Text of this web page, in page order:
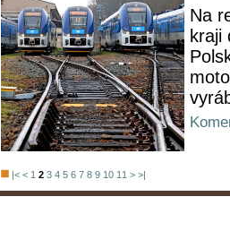
Na
kraji
|< < 1 2 3 4 5 6 7 8 9 10 11 > >|